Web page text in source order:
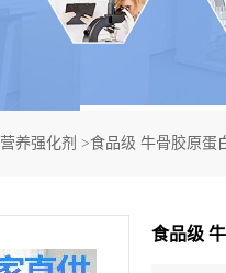
营养强化剂 >食品级 牛骨胶原蛋
食品级